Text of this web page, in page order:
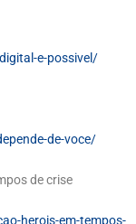
e-possivel/
de-voce/
de crise
herois-em-tempos-